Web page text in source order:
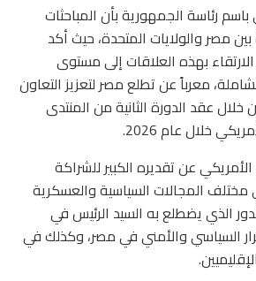
رئاسة الجمهورية بأن المباحثات
بين مصر والولايات المتحدة، حيث أكد
بهذه العلاقات إلى مستوى
معرباً عن تطلع مصر لتعزيز التعاون
عقد الدورة الثانية من المنتدى
خلال عام 2026.
عن تقديره الكبير للشراكة
مختلف المجالات السياسية والعسكرية
الذي يضطلع به السيد الرئيس في
السياسي والأمني في مصر، وكذلك في